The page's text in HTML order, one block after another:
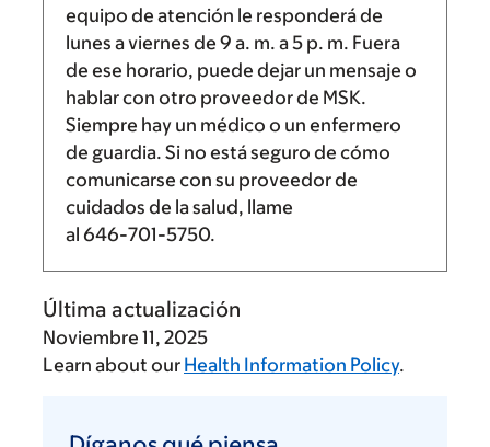
equipo de atención le responderá de
lunes a viernes de 9 a. m. a5 p. m. Fuera
de ese horario, puede dejar un mensaje o
hablar con otro proveedor de MSK.
Siempre hay un médico o un enfermero
de guardia. Si no está seguro de cómo
comunicarse con su proveedor de
cuidados de la salud, llame
al 646-701-5750.
Última actualización
Noviembre 11, 2025
Learn about our Health Information Policy.
qué